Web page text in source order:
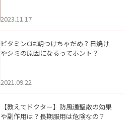
2023.11.17
ビタミンCは朝つけちゃだめ？日焼け
やシミの原因になるってホント？
2021.09.22
【教えてドクター】防風通聖散の効果
や副作用は？長期服用は危険なの？